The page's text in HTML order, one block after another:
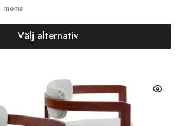
moms
Välj alternativ